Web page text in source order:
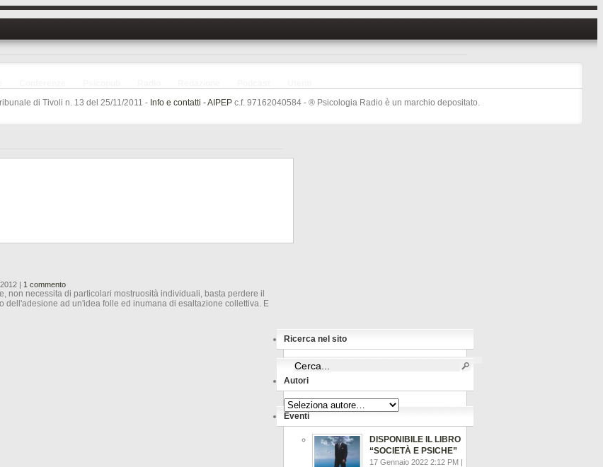
| 1 commento
non necessita di particolari mostruosità individuali, basta perdere il
dell'adesione ad un'idea folle ed inumana di esaltazione collettiva. E
Ricerca nel sito
Autori
Eventi
DISPONIBILE IL LIBRO
“SOCIETÀ E PSICHE”
17 Gennaio 2022 2:12 PM |
di Tivoli n. 13 del 25/11/2011 - Info e contatti -AIPEP c.f. 97162040584 - ® Psicologia Radio è un marchio depositato.